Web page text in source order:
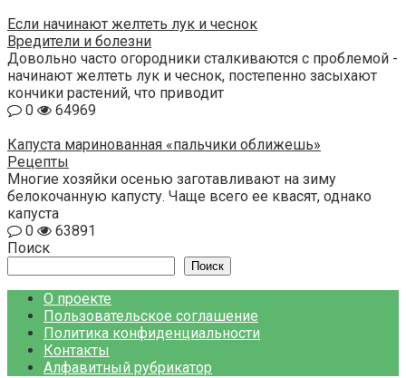
Если начинают желтеть лук и чеснок
Вредители и болезни
Довольно часто огородники сталкиваются с проблемой -
начинают желтеть лук и чеснок, постепенно засыхают
кончики растений, что приводит
0
64969
Капуста маринованная «пальчики оближешь»
Рецепты
Многие хозяйки осенью заготавливают на зиму
белокочанную капусту. Чаще всего ее квасят, однако
капуста
0
63891
Поиск
Поиск
О проекте
Пользовательское соглашение
Политика конфиденциальности
Контакты
Алфавитный рубрикатор